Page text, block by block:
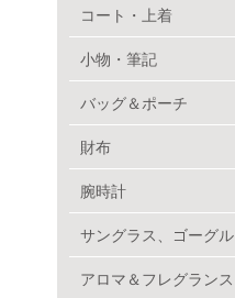
コート・上着
小物・筆記
バッグ＆ポーチ
財布
腕時計
サングラス、ゴーグル
アロマ＆フレグランス